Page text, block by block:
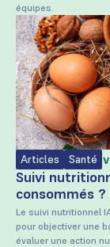
équipes.
Articles Santé
Rédigé par
Suivi
consommés ?
Le suivi nutritionnel
pour objectiver une
évaluer une action